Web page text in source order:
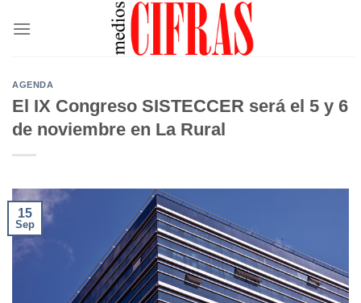
AGENDA
El IX Congreso SISTECCER será el 5 y 6
de noviembre en La Rural
15
Sep